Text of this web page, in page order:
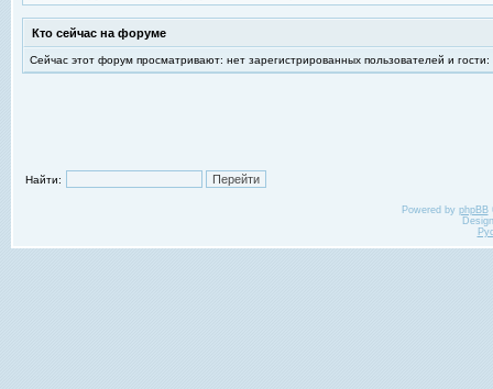
Кто сейчас на форуме
Сейчас этот форум просматривают: нет зарегистрированных пользователей и гости:
Найти:
Powered by phpBB